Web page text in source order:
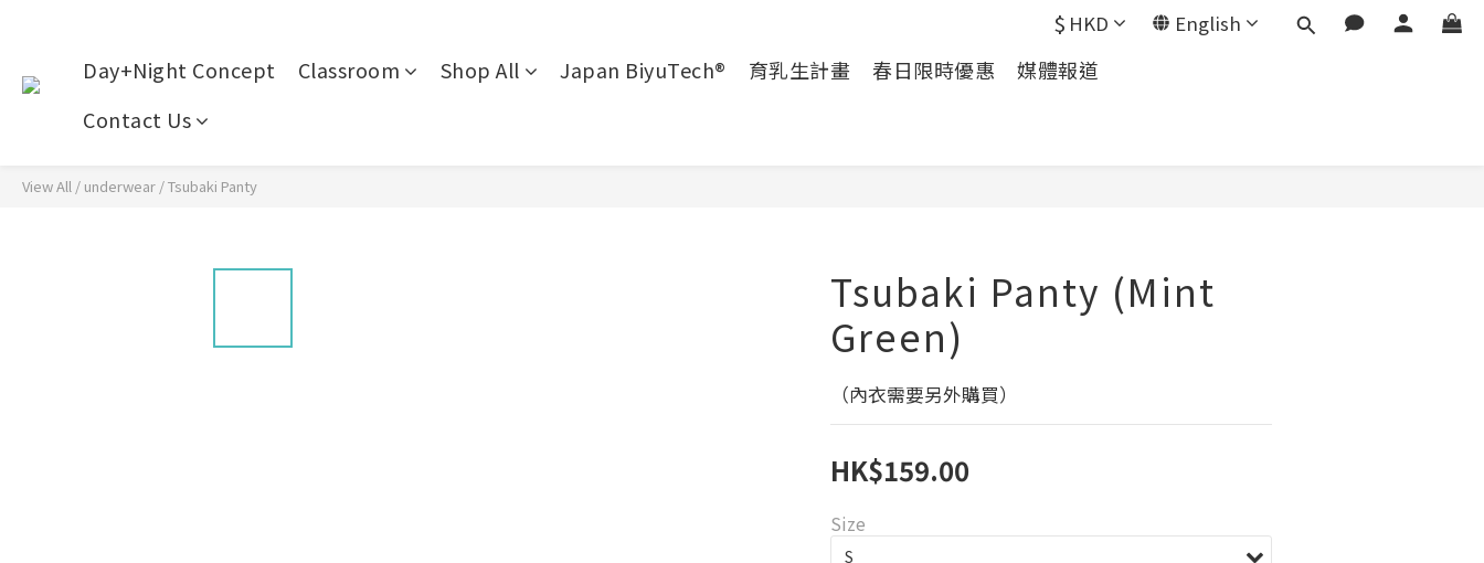
$ HKD English
Day+Night Concept Classroom Shop All Japan BiyuTech® 育乳生計畫 春日限時優惠
媒體報道
Contact Us
View All / underwear /Tsubaki Panty
Tsubaki Panty (Mint
Green)
（內衣需要另外購買）
HK$159.00
Size